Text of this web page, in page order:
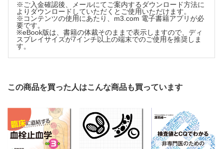
薬剤 エクリズマブ，ラブリズマブ，ペグセタコプラン
症例 9 10年以上の経過でPNHを発症し，各種抗C5抗体と
補体D因子阻害薬を使用した一例 冨田章裕
薬剤 エクリズマブ，ラブリズマブ，クロバリマブ，ダニコ
症例 10 播種性淋菌感染症の発症例 櫻井政寿
症例 11 長期間のラブリズマブ投与により顕在化したEVH
に対してダニコパンの上乗せが奏効した症例 眞部和也，
薬剤 エクリズマブ，ラブリズマブ，ダニコパン
症例 12 エクリズマブ，ラブリズマブ治療ではHb値7程度で
頻回の輸血が必要であったが，ダニコパンの追加によりHb
値9程度になり輸血依存を脱した症例 赤坂尚司
※ご入金確認後、メールにてご案内するダウンロード方法に
よりダウンロードしていただくとご使用いただけます。
※コンテンツの使用にあたり、m3.com 電子書籍アプリが必
要です。
※eBook版は、書籍の体裁そのままで表示しますので、ディ
スプレイサイズが7インチ以上の端末でのご使用を推奨しま
す。
この商品を買った人はこんな商品も買っています